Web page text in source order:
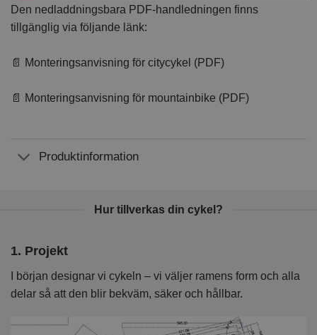
Den nedladdningsbara PDF-handledningen finns
tillgänglig via följande länk:
📄 Monteringsanvisning för citycykel (PDF)
📄 Monteringsanvisning för mountainbike (PDF)
Produktinformation
Hur tillverkas din cykel?
1. Projekt
I början designar vi cykeln – vi väljer ramens form och alla
delar så att den blir bekväm, säker och hållbar.